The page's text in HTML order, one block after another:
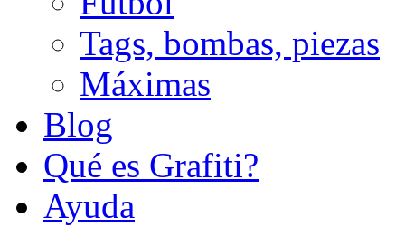
Tags, bombas, piezas
Máximas
Blog
Qué es Grafiti?
Ayuda